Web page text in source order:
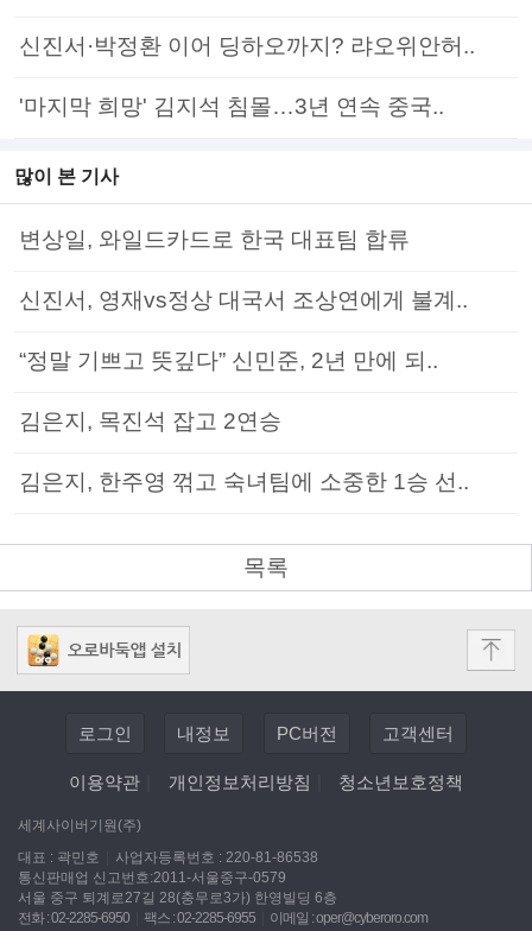
신진서·박정환 이어 딩하오까지? 랴오위안허..
'마지막 희망' 김지석 침몰…3년 연속 중국..
많이 본 기사
변상일, 와일드카드로 한국 대표팀 합류
신진서, 영재vs정상 대국서 조상연에게 불계..
“정말 기쁘고 뜻깊다” 신민준, 2년 만에 되..
김은지, 목진석 잡고 2연승
김은지, 한주영 꺾고 숙녀팀에 소중한 1승 선..
목록
로그인 내정보 PC버전 고객센터
이용약관 개인정보처리방침 청소년보호정책
세계사이버기원(주)
대표 : 곽민호
사업자등록번호 : 220-81-86538
통신판매업 신고번호:2011-서울중구-0579
서울 중구 퇴계로27길 28(충무로3가) 한영빌딩 6층
전화 : 02-2285-6950
팩스 : 02-2285-6955 이메일 :oper@cyberoro.com